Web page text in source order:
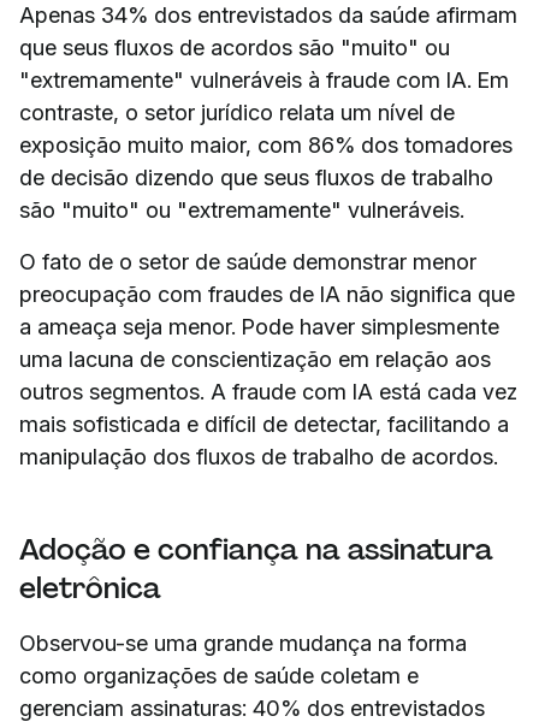
Apenas 34% dos entrevistados da saúde afirmam
que seus fluxos de acordos são "muito" ou
"extremamente" vulneráveis à fraude com IA. Em
contraste, o setor jurídico relata um nível de
exposição muito maior, com 86% dos tomadores
de decisão dizendo que seus fluxos de trabalho
são "muito" ou "extremamente" vulneráveis.
O fato de o setor de saúde demonstrar menor
preocupação com fraudes de IA não significa que
a ameaça seja menor. Pode haver simplesmente
uma lacuna de conscientização em relação aos
outros segmentos. A fraude com IA está cada vez
mais sofisticada e difícil de detectar, facilitando a
manipulação dos fluxos de trabalho de acordos.
Adoção e confiança na assinatura
eletrônica
Observou-se uma grande mudança na forma
como organizações de saúde coletam e
gerenciam assinaturas: 40% dos entrevistados